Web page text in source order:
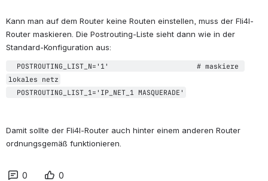
Kann man auf dem Router keine Routen einstellen, muss der Fli4l-
Router maskieren. Die Postrouting-Liste sieht dann wie in der
Standard-Konfiguration aus:
lokales netz
  POSTROUTING_LIST_1='IP_NET_1 MASQUERADE'
Damit sollte der Fli4l-Router auch hinter einem anderen Router
ordnungsgemäß funktionieren.
0 0